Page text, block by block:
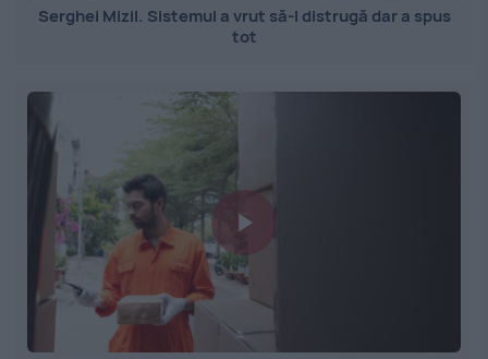
Serghei Mizil. Sistemul a vrut să-l distrugă dar a spus
tot